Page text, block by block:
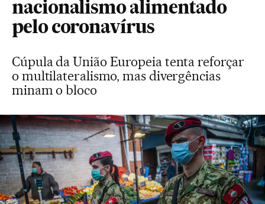
nacionalismo alimentado
pelo coronavírus
Cúpula da União Europeia tenta reforçar
o multilateralismo, mas divergências
minam o bloco